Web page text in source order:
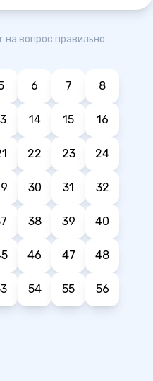
вопрос правильно
6 7 8
14 15 16
22 23 24
30 31 32
38 39 40
46 47 48
54 55 56